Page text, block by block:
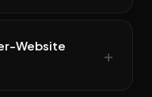
Website